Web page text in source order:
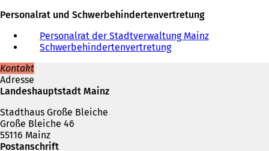
Personalrat und Schwerbehindertenvertretung
Personalrat der Stadtverwaltung Mainz
Schwerbehindertenvertretung
Kontakt
Adresse
Landeshauptstadt Mainz
Stadthaus Große Bleiche
Große Bleiche 46
55116 Mainz
Postanschrift